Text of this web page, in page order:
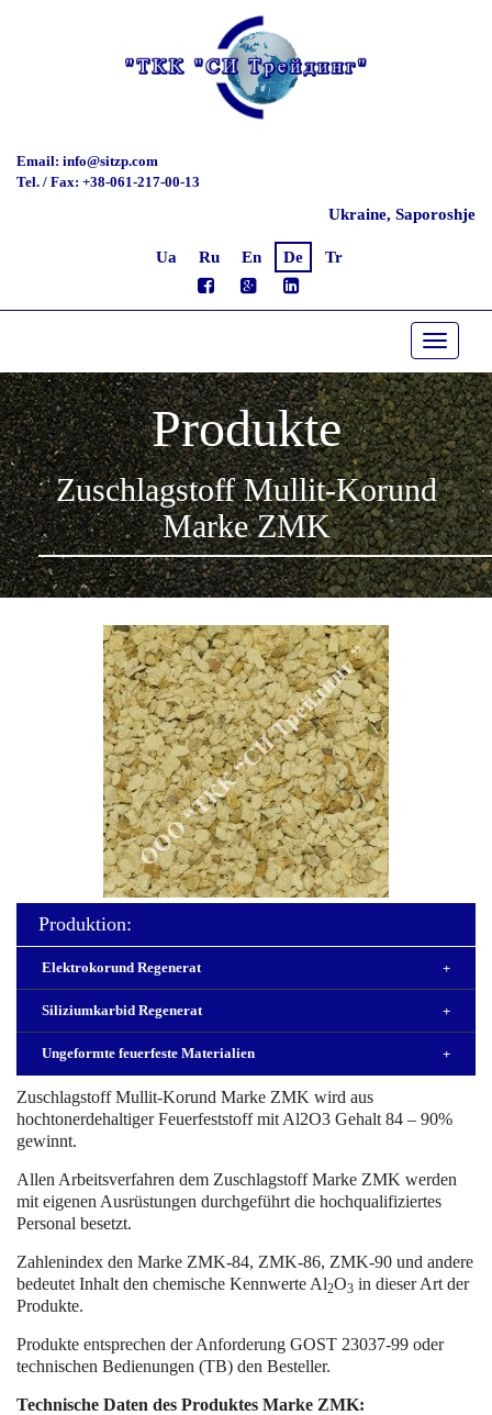
Email: info@sitzp.com
Tel. / Fax: +38-061-217-00-13
Ukraine, Saporoshje
Ua Ru En De Tr
Toggle
Produkte
Zuschlagstoff Mullit-Korund
Marke ZMK
Produktion:
+
Elektrokorund Regenerat
+
Siliziumkarbid Regenerat
+
Ungeformte feuerfeste Materialien
Zuschlagstoff Mullit-Korund Marke ZMK wird aus
hochtonerdehaltiger Feuerfeststoff mit Al2O3 Gehalt 84 – 90%
gewinnt.
Allen Arbeitsverfahren dem Zuschlagstoff Marke ZMK werden
mit eigenen Ausrüstungen durchgeführt die hochqualifiziertes
Personal besetzt.
Zahlenindex den Marke ZMK-84, ZMK-86, ZMK-90 und andere
bedeutet Inhalt den chemische Kennwerte Al2O3 in dieser Art der
Produkte.
Produkte entsprechen der Anforderung GOST 23037-99 oder
technischen Bedienungen (TB) den Besteller.
Technische Daten des Produktes Marke ZMK: